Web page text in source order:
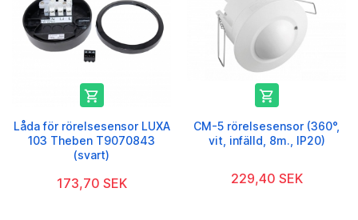

Låda för rörelsesensor LUXA
103 Theben T9070843
(svart)
173,70 SEK

CM-5 rörelsesensor (360°,
vit, infälld, 8m., IP20)
229,40 SEK